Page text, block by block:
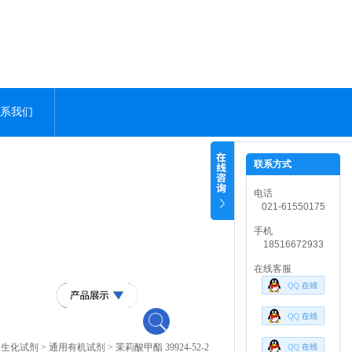
我们
生化试剂 > 通用有机试剂 > 茉莉酸甲酯 39924-52-2
联系方式
电话
021-61550175
手机
18516672933
在线客服